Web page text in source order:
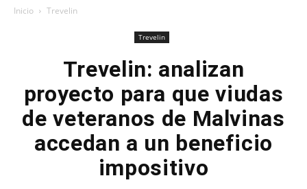
Inicio Trevelin
Trevelin
Trevelin: analizan
proyecto para que viudas
de veteranos de Malvinas
accedan a un beneficio
impositivo